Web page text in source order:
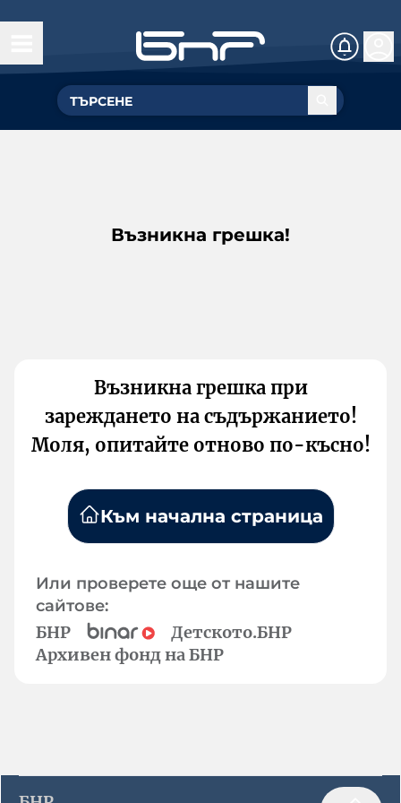
Възникна грешка!
Възникна грешка при
зареждането на съдържанието!
Моля, опитайте отново по-късно!
Към начална страница
Или проверете още от нашите
сайтове:
БНР
Детското.БНР
Архивен фонд на БНР